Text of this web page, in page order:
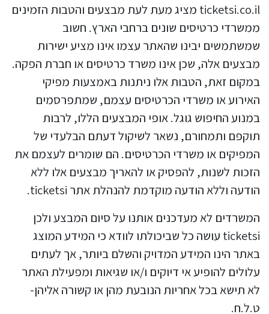
ticketsi.co.il מציג מעת לעת מבצעים והטבות הזמינים
ממשרדי כרטיסים שונים ברחבי הארץ. חשוב
שמשתמשים יבינו שהאתר עצמו אינו מציע ישירות
מבצעים אלה, שכן אינו משרד כרטיסים או חברת הפקה.
במקום זאת, הטבות אלו ניתנות באמצעות מפיקי
האירוע או משרדי הכרטיסים עצמם, שמתפרסמים
במנוע החיפוש גוגל. אופי המבצעים הללו, לרבות
תוקפם ותמחורם, נשאר לשיקול דעתם הבלעדי של
המפיקים או משרדי הכרטיסים. הם שומרים לעצמם את
הזכות לשנות, להפסיק או להאריך מבצעים אלו ללא
הודעה וללא הודעה מוקדמת להנהלת אתר ticketsi.
המשרדים לא מעדכנים אותנו על סיום המבצע ולכן
ticketsi עושה כל שביכולתו לוודא כי המידע המוצג
באתר הינו המידע המדויק והשלם ביותר, אך לעתים
עלולים להופיע אי דיוקים ו/או שגיאות ומפעילת האתר
לא תישא בכל אחריות הנובעת מהן או קשורה אליהן-
ט.ל.ח.